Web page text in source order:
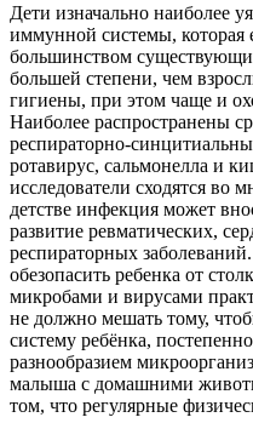
Дети изначально наиболее
иммунной системы, которая
большинством
большей степени, чем
гигиены, при этом чаще и
Наиболее распространены
респираторно-
ротавирус, сальмонелла и
исследователи сходятся во
детстве инфекция может
развитие ревматических,
респираторных
обезопасить ребенка от
микробами и вирусами
не должно мешать тому,
систему ребёнка,
разнообразием
малыша с домашними
том, что регулярные